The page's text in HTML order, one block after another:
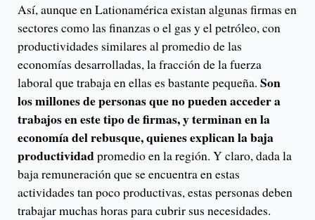
Así, aunque en Lationamérica existan algunas firmas en
sectores como las finanzas o el gas y el petróleo, con
productividades similares al promedio de las
economías desarrolladas, la fracción de la fuerza
laboral que trabaja en ellas es bastante pequeña. Son
los millones de personas que no pueden acceder a
trabajos en este tipo de firmas, y terminan en la
economía del rebusque, quienes explican la baja
productividadpromedio en la región. Y claro, dada la
baja remuneración que se encuentra en estas
actividades tan poco productivas, estas personas deben
trabajar muchas horas para cubrir sus necesidades.